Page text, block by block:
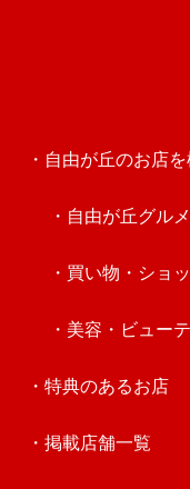
・自由が丘のお店
・自由が丘グルメ
・買い物・ショ
・美容・ビュー
・特典のあるお店
・掲載店舗一覧